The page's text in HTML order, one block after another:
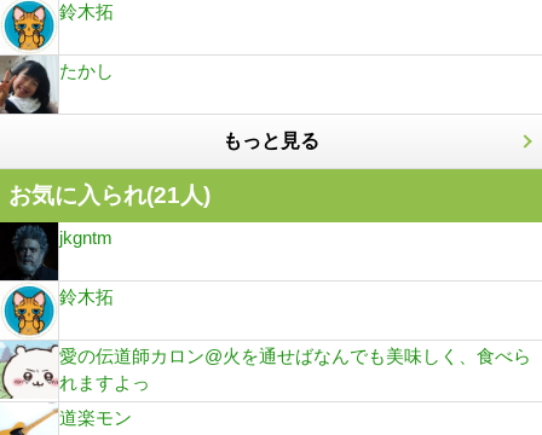
鈴木拓
たかし
もっと見る
お気に入られ(21人)
jkgntm
鈴木拓
愛の伝道師カロン@火を通せばなんでも美味しく、食べら
れますよっ
道楽モン